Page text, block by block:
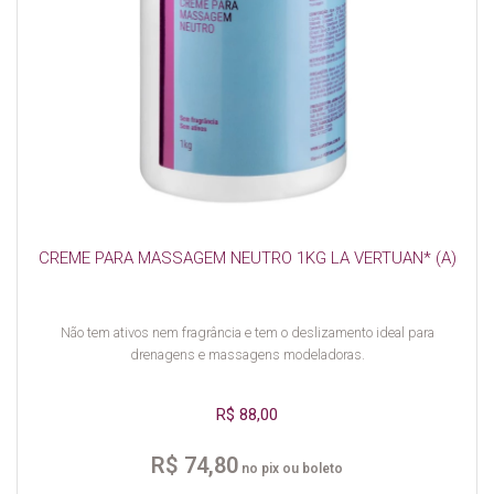
CREME PARA MASSAGEM NEUTRO 1KG LA VERTUAN* (A)
Não tem ativos nem fragrância e tem o deslizamento ideal para
drenagens e massagens modeladoras.
R$ 88,00
R$ 74,80 no pix ou boleto